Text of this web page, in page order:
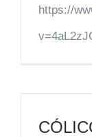
https://